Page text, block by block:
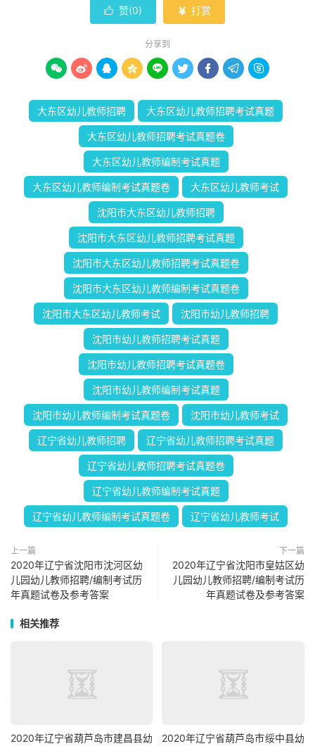
 赞(0)  打赏
分享到
        
大东区幼儿教师招聘 大东区幼儿教师招聘考试真题
大东区幼儿教师招聘考试真题卷
大东区幼儿教师编制考试真题
大东区幼儿教师编制考试真题卷 大东区幼儿教师考试
沈阳市大东区幼儿教师招聘
沈阳市大东区幼儿教师招聘考试真题
沈阳市大东区幼儿教师招聘考试真题卷
沈阳市大东区幼儿教师编制考试真题卷
沈阳市大东区幼儿教师考试 沈阳市幼儿教师招聘
沈阳市幼儿教师招聘考试真题
沈阳市幼儿教师招聘考试真题卷
沈阳市幼儿教师编制考试真题
沈阳市幼儿教师编制考试真题卷 沈阳市幼儿教师考试
辽宁省幼儿教师招聘 辽宁省幼儿教师招聘考试真题
辽宁省幼儿教师招聘考试真题卷
辽宁省幼儿教师编制考试真题
辽宁省幼儿教师编制考试真题卷 辽宁省幼儿教师考试
上一篇
2020年辽宁省沈阳市沈河区幼
儿园幼儿教师招聘/编制考试历
年真题试卷及参考答案
下一篇
2020年辽宁省沈阳市皇姑区幼
儿园幼儿教师招聘/编制考试历
年真题试卷及参考答案
相关推荐
2020年辽宁省葫芦岛市建昌县幼
​2020年辽宁省葫芦岛市绥中县幼